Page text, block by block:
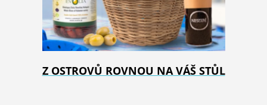
Z OSTROVŮ ROVNOU NA VÁŠ STŮL